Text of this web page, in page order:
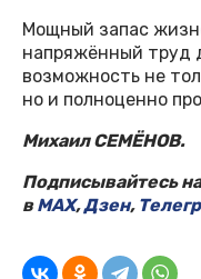
Мощный запас
напряжённый труд
возможность не
но и полноценно
Михаил СЕМЁНОВ.
Подписывайтесь
вMAX,Дзен,